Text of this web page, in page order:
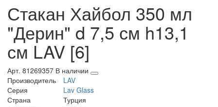
Стакан Хайбол 350 мл
"Дерин" d 7,5 см h13,1
см LAV [6]
Арт. 81269357 В наличии
Производитель
LAV
Серия
Lav Glass
Страна
Турция